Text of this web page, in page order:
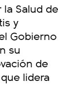
Salud de
y
Gobierno
su
de
lidera